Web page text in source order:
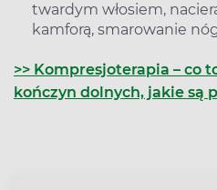
twardym włosiem,
kamforą, smarowanie
>> Kompresjoterapia – co
kończyn dolnych, jakie są